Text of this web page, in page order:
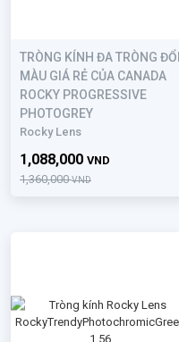
TRÒNG KÍNH ĐA TRÒNG ĐỔI
MÀU GIÁ RẺ CỦA CANADA
ROCKY PROGRESSIVE
PHOTOGREY
Rocky Lens
1,360,000VND
1,088,000 VND